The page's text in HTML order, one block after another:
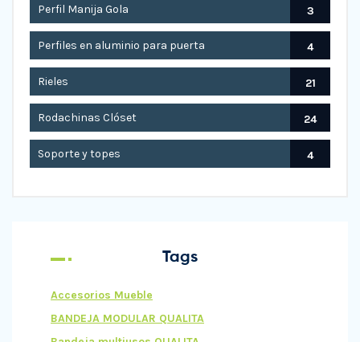
Perfil Manija Gola 3
Perfiles en aluminio para puerta 4
Rieles 21
Rodachinas Clóset 24
Soporte y topes 4
Tags
Accesorios Mueble
BANDEJA MODULAR QUALITA